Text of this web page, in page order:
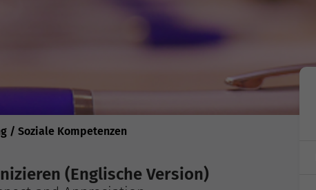
/ Soziale Kompetenzen
(Englische Version)